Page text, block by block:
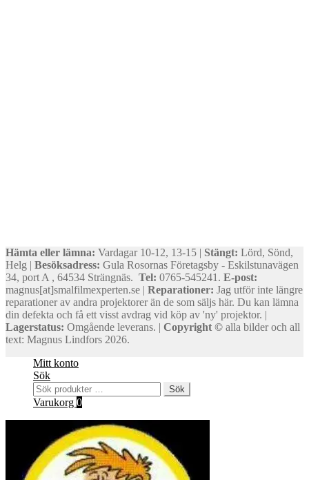
Hämta eller lämna: Vardagar 10-12, 13-15 | Stängt: Lörd, Sönd,
Helg | Besöksadress: Gula Rosornas Företagsby - Eskilstunavägen
34, port A , 64534 Strängnäs. Tel: 0765-545241. E-post:
magnus[at]smalfilmexperten.se | Reparationer: Jag utför inte längre
reparationer av andra projektorer än de som säljs här. Du kan lämna
din defekta och få ett visst avdrag vid köp av 'ny' projektor. |
Lagerstatus: Omgående leverans. | Copyright © alla bilder och all
text: Magnus Lindfors 2026.
Mitt konto
Sök
Sök
efter:
Sök
Varukorg 0